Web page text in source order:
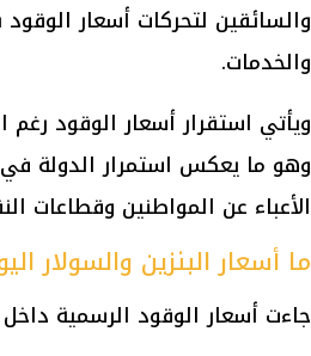
والسائقين لتحركات أسعار
والخدمات.
ويأتي استقرار أسعار الوقود رغم
وهو ما يعكس استمرار الدولة في
الأعباء عن المواطنين وقطاعات
ما أسعار البنزين والسولار
جاءت أسعار الوقود الرسمية